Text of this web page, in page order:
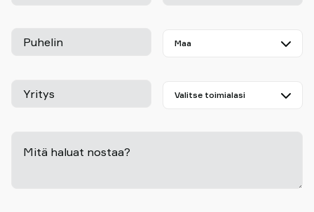
Puhelin
Yritys
Mitä haluat nostaa?